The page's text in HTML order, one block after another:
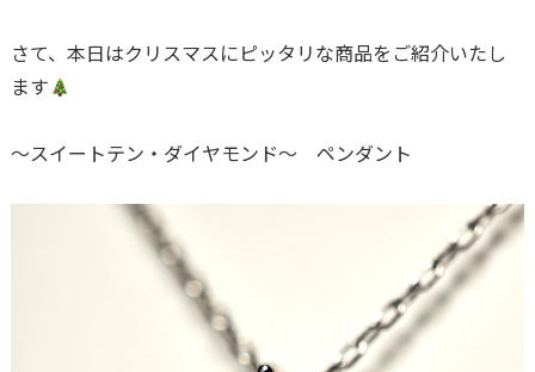
さて、本日はクリスマスにピッタリな商品をご紹介いたし
ます
～スイートテン・ダイヤモンド～ ペンダント